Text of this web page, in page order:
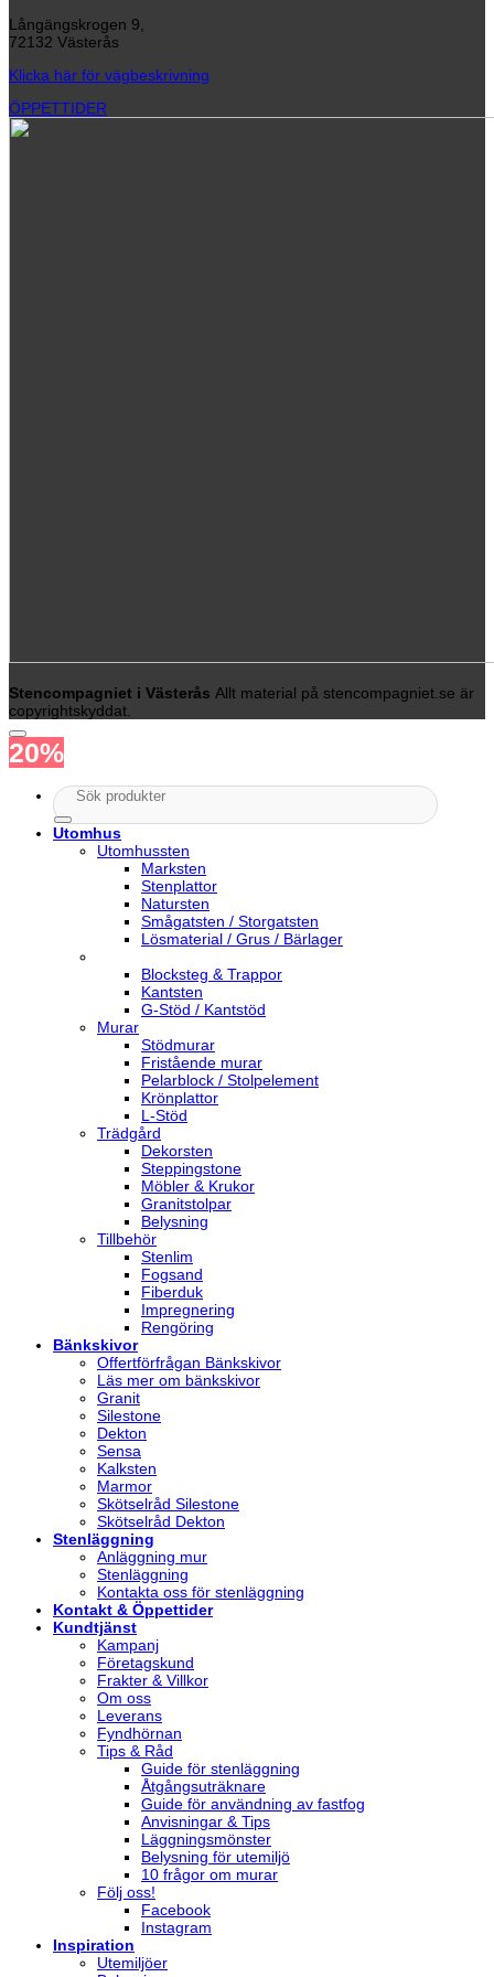
Långängskrogen 9,
72132 Västerås
Klicka här för vägbeskrivning
ÖPPETTIDER
Stencompagniet i Västerås Allt material på stencompagniet.se är
copyrightskyddat.
20%
Sök
efter:
Utomhus
Utomhussten
Marksten
Stenplattor
Natursten
Smågatsten / Storgatsten
Lösmaterial / Grus / Bärlager
Blocksteg & Trappor
Kantsten
G-Stöd / Kantstöd
Murar
Stödmurar
Fristående murar
Pelarblock / Stolpelement
Krönplattor
L-Stöd
Trädgård
Dekorsten
Steppingstone
Möbler & Krukor
Granitstolpar
Belysning
Tillbehör
Stenlim
Fogsand
Fiberduk
Impregnering
Rengöring
Bänkskivor
Offertförfrågan Bänkskivor
Läs mer om bänkskivor
Granit
Silestone
Dekton
Sensa
Kalksten
Marmor
Skötselråd Silestone
Skötselråd Dekton
Stenläggning
Anläggning mur
Stenläggning
Kontakta oss för stenläggning
Kontakt & Öppettider
Kundtjänst
Kampanj
Företagskund
Frakter & Villkor
Om oss
Leverans
Fyndhörnan
Tips & Råd
Guide för stenläggning
Åtgångsuträknare
Guide för användning av fastfog
Anvisningar & Tips
Läggningsmönster
Belysning för utemiljö
10 frågor om murar
Följ oss!
Facebook
Instagram
Inspiration
Utemiljöer